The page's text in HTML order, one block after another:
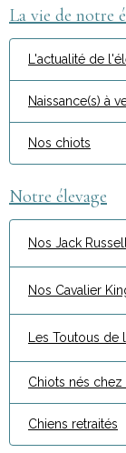
La vie de notre
L'actualité de
Naissance(s) à
Nos chiots
Notre élevage
Nos Jack
Nos Cavalier
Les Toutous de
Chiots nés chez
Chiens retraités